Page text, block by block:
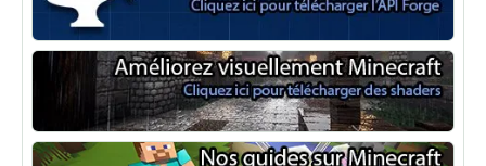
Minecraft Forge
Shaders Minecraft